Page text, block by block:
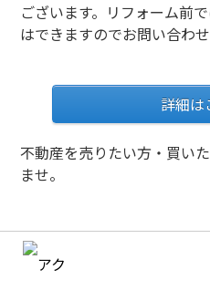
ございます。リフォーム前
はできますのでお問い合わ
詳細は
不動産を売りたい方・買い
ませ。